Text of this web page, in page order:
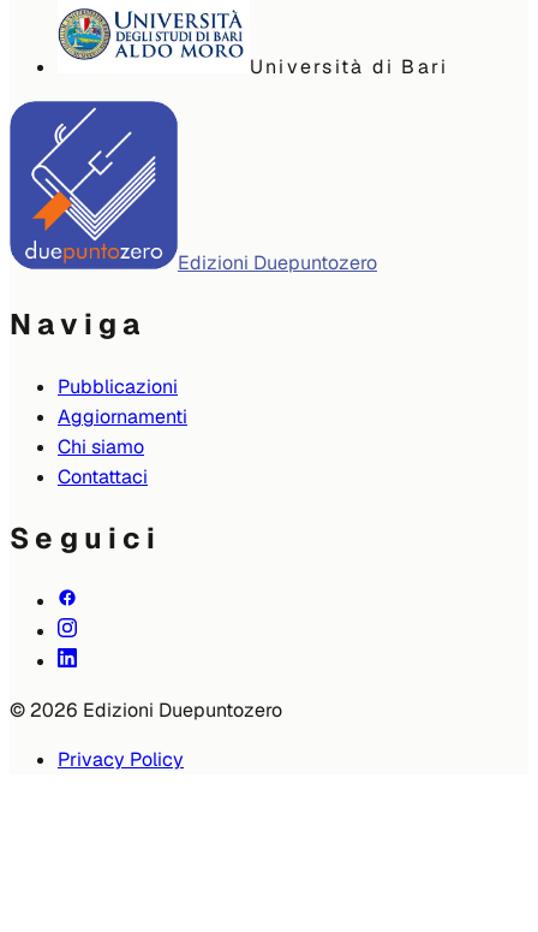
Università di Bari
Edizioni Duepuntozero
Naviga
Pubblicazioni
Aggiornamenti
Chi siamo
Contattaci
Seguici
© 2026 Edizioni Duepuntozero
Privacy Policy